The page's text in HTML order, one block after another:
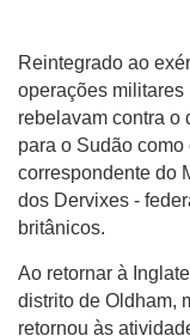
Reintegrado ao
operações militares
rebelavam contra o
para o Sudão
correspondente do
dos Dervixes -
britânicos.
Ao retornar à
distrito de Oldham,
retornou às